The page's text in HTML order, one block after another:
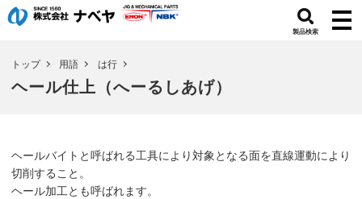
製品検索
トップ 用語 は行
ヘール仕上（へーるしあげ）
ヘールバイトと呼ばれる工具により対象となる面を直線運動により
切削すること。
ヘール加工とも呼ばれます。